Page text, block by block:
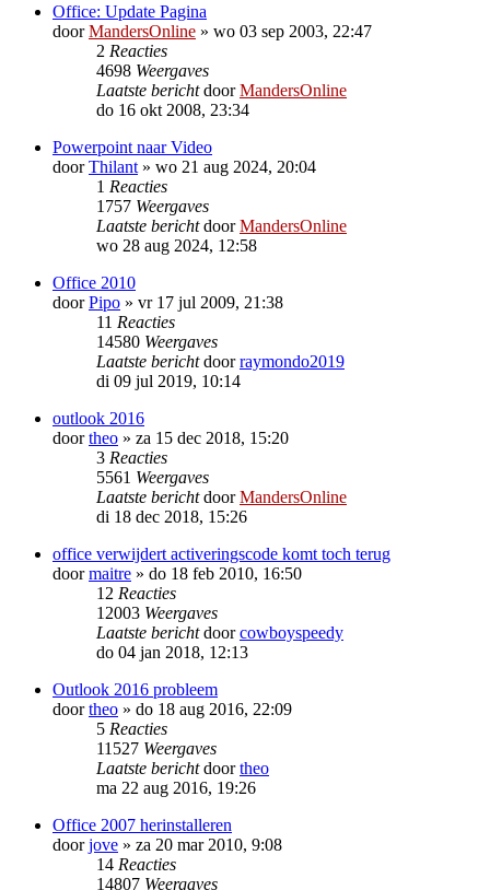
Office: Update Pagina
doorMandersOnline » wo 03 sep 2003, 22:47
2 Reacties
4698 Weergaves
Laatste berichtdoorMandersOnline
do 16 okt 2008, 23:34
Powerpoint naar Video
doorThilant » wo 21 aug 2024, 20:04
1 Reacties
1757 Weergaves
Laatste berichtdoorMandersOnline
wo 28 aug 2024, 12:58
Office 2010
doorPipo » vr 17 jul 2009, 21:38
11 Reacties
14580 Weergaves
Laatste berichtdoorraymondo2019
di 09 jul 2019, 10:14
outlook 2016
doortheo » za 15 dec 2018, 15:20
3 Reacties
5561 Weergaves
Laatste berichtdoorMandersOnline
di 18 dec 2018, 15:26
office verwijdert activeringscode komt toch terug
doormaitre » do 18 feb 2010, 16:50
12 Reacties
12003 Weergaves
Laatste berichtdoorcowboyspeedy
do 04 jan 2018, 12:13
Outlook 2016 probleem
doortheo » do 18 aug 2016, 22:09
5 Reacties
11527 Weergaves
Laatste berichtdoortheo
ma 22 aug 2016, 19:26
Office 2007 herinstalleren
doorjove » za 20 mar 2010, 9:08
14 Reacties
14807 Weergaves